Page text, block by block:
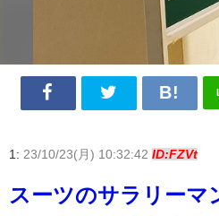
1: 23/10/23(月) 10:32:42 ID:FZVt
スーツのサラリーマ